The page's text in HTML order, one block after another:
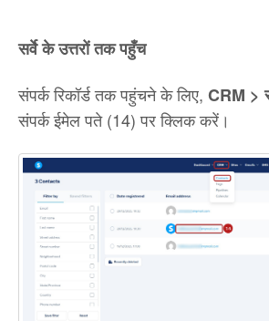
सर्वे के उत्तरों तक पहुँच
संपर्क रिकॉर्ड तक पहुंचने के लिए, CRM >
संपर्क ईमेल पते (14) पर क्लिक करें।